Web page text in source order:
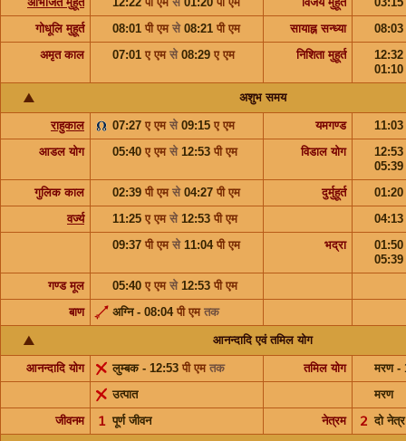
गोधूलि मुहूर्त
08:01 पी एम से 08:21 पी एम सायाह्न सन्ध्या
08:03
अमृत काल
07:01 ए एम से 08:29 ए एम निशिता मुहूर्त
12:32
01:10
अशुभ समय
राहुकाल 07:27 ए एम से 09:15 ए एम यमगण्ड
11:03
आडल योग
05:40 ए एम से 12:53 पी एम विडाल योग
12:53
05:39
गुलिक काल
02:39 पी एम से 04:27 पी एम दुर्मुहूर्त
01:20
वर्ज्य
11:25 ए एम से 12:53 पी एम
04:13
09:37 पी एम से 11:04 पी एम भद्रा
01:50
05:39
गण्ड मूल
05:40 ए एम से 12:53 पी एम
बाण
अग्नि - 08:04 पी एम तक
आनन्दादि एवं तमिल योग
आनन्दादि योग लुम्बक - 12:53 पी एम तक तमिल योग
मरण -
उत्पात
मरण
जीवनम
पूर्ण जीवन
𝟣 नेत्रम दो नेत्र
𝟤